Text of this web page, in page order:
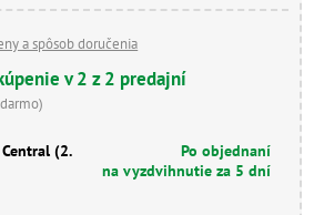
a spôsob doručenia
v 2 z 2 predajní
(2.
Po objednaní
na vyzdvihnutie za 5 dní